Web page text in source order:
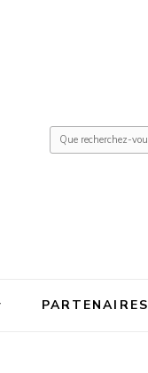
Vous
PARTENAIRES